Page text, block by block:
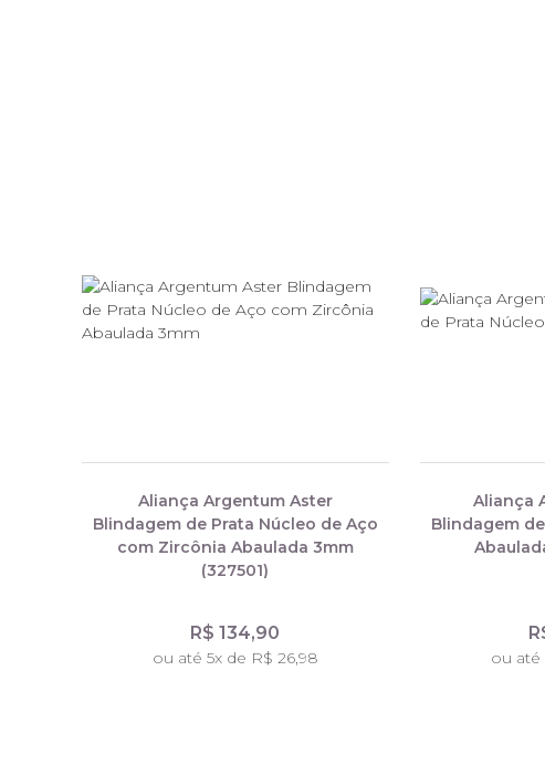
Aliança Argentum Aster
Blindagem de Prata Núcleo de Aço
com Zircônia Abaulada 3mm
(327501)
R$ 134,90
ou até 5x de R$ 26,98
Aliança
Blindagem
ou até